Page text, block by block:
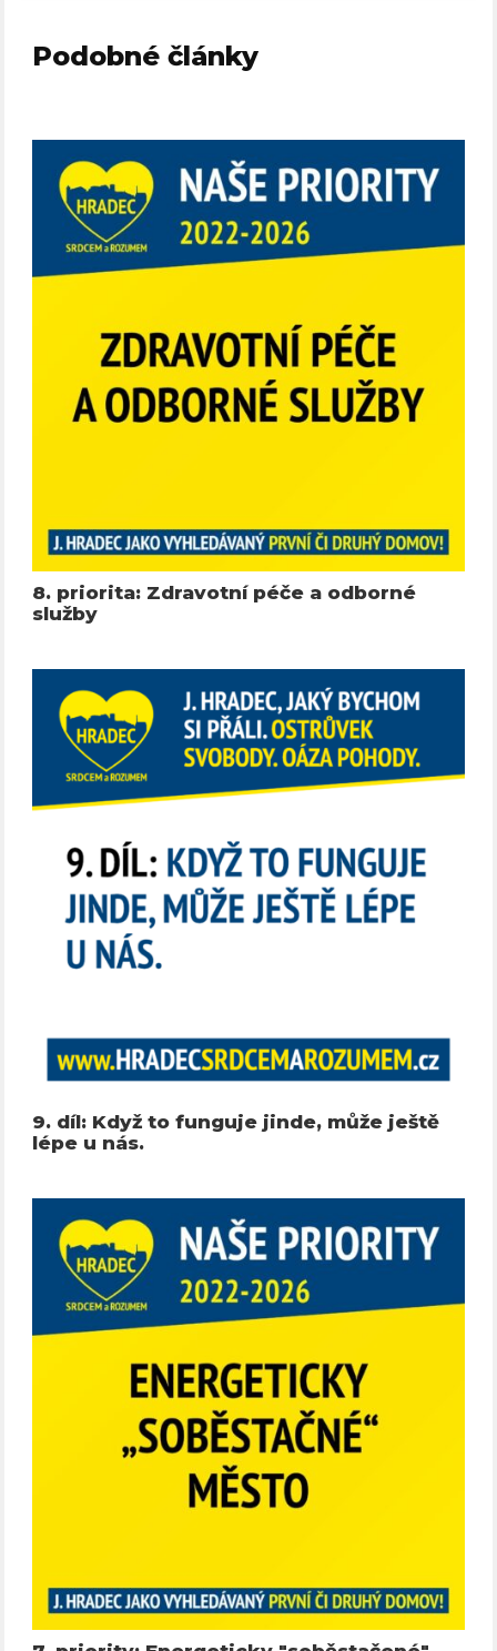
Podobné články
8. priorita: Zdravotní péče a odborné
služby
9. díl: Když to funguje jinde, může ještě
lépe u nás.